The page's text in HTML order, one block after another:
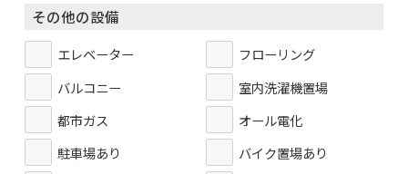
その他の設備
エレベーター
フローリング
バルコニー
室内洗濯機置場
都市ガス
オール電化
駐車場あり
バイク置場あり